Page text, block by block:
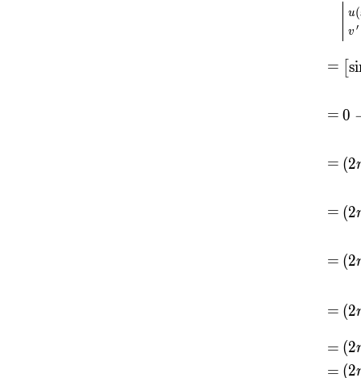
u(
v ′
=
= [si
=
= 0
=
= (2
=
= (2
=
= (2
=
= (2
=
= (2
=
= (2